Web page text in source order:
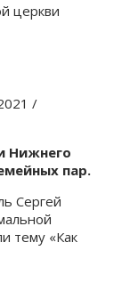
церкви
/
Нижнего
пар.
Сергей
тему «Как